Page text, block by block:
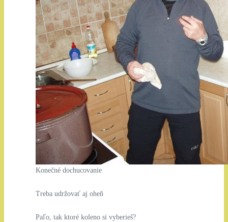
Konečné dochucovanie
Treba udržovať aj oheň
Paľo, tak ktoré koleno si vyberieš?